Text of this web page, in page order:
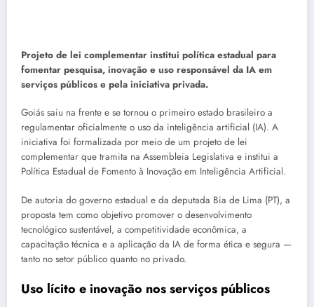
Projeto de lei complementar institui política estadual para
fomentar pesquisa, inovação e uso responsável da IA em
serviços públicos e pela iniciativa privada.
Goiás saiu na frente e se tornou o primeiro estado brasileiro a
regulamentar oficialmente o uso da inteligência artificial (IA). A
iniciativa foi formalizada por meio de um projeto de lei
complementar que tramita na Assembleia Legislativa e institui a
Política Estadual de Fomento à Inovação em Inteligência Artificial.
De autoria do governo estadual e da deputada Bia de Lima (PT), a
proposta tem como objetivo promover o desenvolvimento
tecnológico sustentável, a competitividade econômica, a
capacitação técnica e a aplicação da IA de forma ética e segura —
tanto no setor público quanto no privado.
Uso lícito e inovação nos serviços públicos